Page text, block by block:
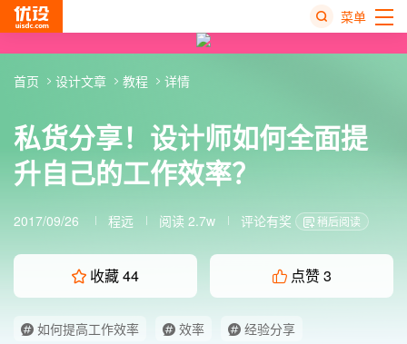
菜单
私货分享！设计师如何全面提
升自己的工作效率？
2017/09/26 程远 阅读 2.7w 评论有奖 稍后阅读
收藏44 点赞3
如何提高工作效率 效率 经验分享
首页 设计文章 教程 详情